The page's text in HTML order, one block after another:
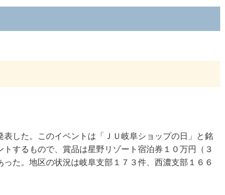
した。このイベントは「ＪＵ岐阜ショップの日」と銘
するもので、賞品は星野リゾート宿泊券１０万円（３
た。地区の状況は岐阜支部１７３件、西濃支部１６６